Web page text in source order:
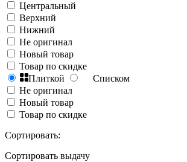
Центральный
Верхний
Нижний
Не оригинал
Новый товар
Товар по скидке
Плиткой
Списком
Не оригинал
Новый товар
Товар по скидке
Сортировать:
Сортировать выдачу